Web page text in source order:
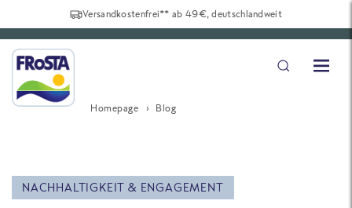
Versandkostenfrei** ab 49€, deutschlandweit
Homepage Blog
NACHHALTIGKEIT & ENGAGEMENT